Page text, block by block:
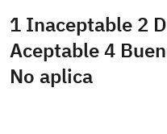
1 Inaceptable 2
Aceptable 4
No aplica